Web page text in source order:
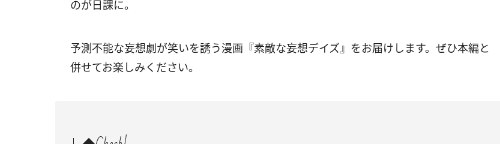
のが日課に。
予測不能な妄想劇が笑いを誘う漫画『素敵な妄想デイズ』をお届けします。ぜひ本編と
併せてお楽しみください。